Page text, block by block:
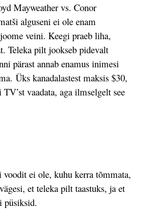
Mayweather vs. Conor
alguseni ei ole enam
veini. Keegi praeb liha,
Teleka pilt jookseb pidevalt
pärast annab enamus inimesi
Üks kanadalastest maksis $30,
TV’st vaadata, aga ilmselgelt see
ei ole, kuhu kerra tõmmata,
et teleka pilt taastuks, ja et
püsiksid.